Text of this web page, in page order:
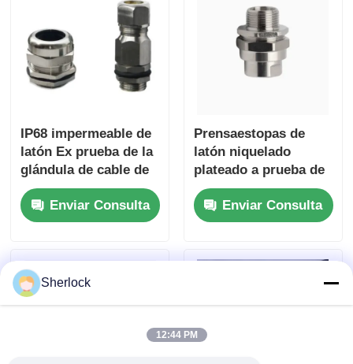
IP68 impermeable de
latón Ex prueba de la
glándula de cable de
níquel de metal
chapado a prueba de
llamas
Enviar Consulta
Prensaestopas de
latón niquelado
plateado a prueba de
explosiones 6-12mm
Rango Ex db IIC T6
Gb IP66
Enviar Consulta
Sherlock
12:44 PM